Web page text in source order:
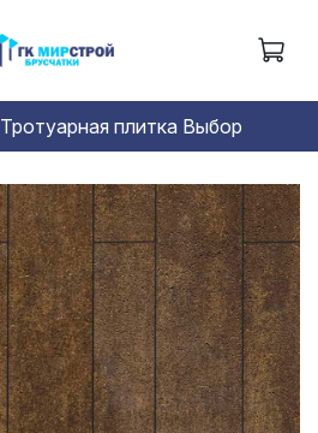
Тротуарная плитка Выбор